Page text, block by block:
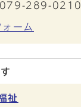
079-289-0210
ーム
祉